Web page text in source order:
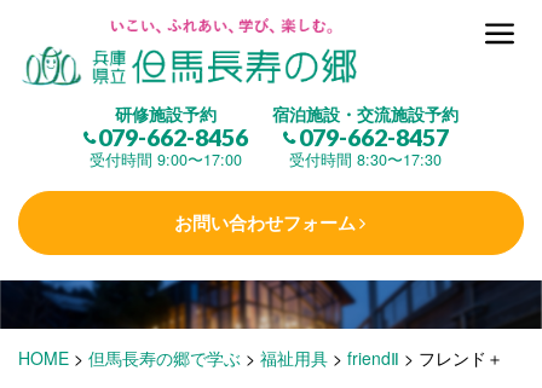
研修施設予約
079-662-8456
受付時間 9:00〜17:00
宿泊施設・交流施設予約
079-662-8457
受付時間 8:30〜17:30
お問い合わせフォーム
但馬長寿の郷とは
(研修施設)
楽しむ
学 ぶ(健康福祉)
HOME > 但馬長寿の郷で学ぶ > 福祉用具 > friendⅡ > フレンド＋